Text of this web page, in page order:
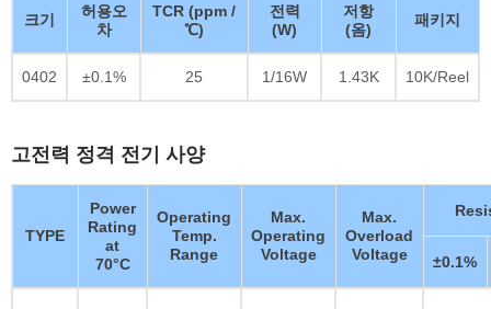
크기
허용오
차
TCR (ppm /
℃)
전력
(W)
저항
(옴)
패키지
0402 ±0.1% 25 1/16W 1.43K 10K/Reel
고전력 정격 전기 사양
TYPE
Power
Rating
at
70°C
Operating
Temp.
Range
Max.
Operating
Voltage
Max.
Overload
Voltage
±0.1%